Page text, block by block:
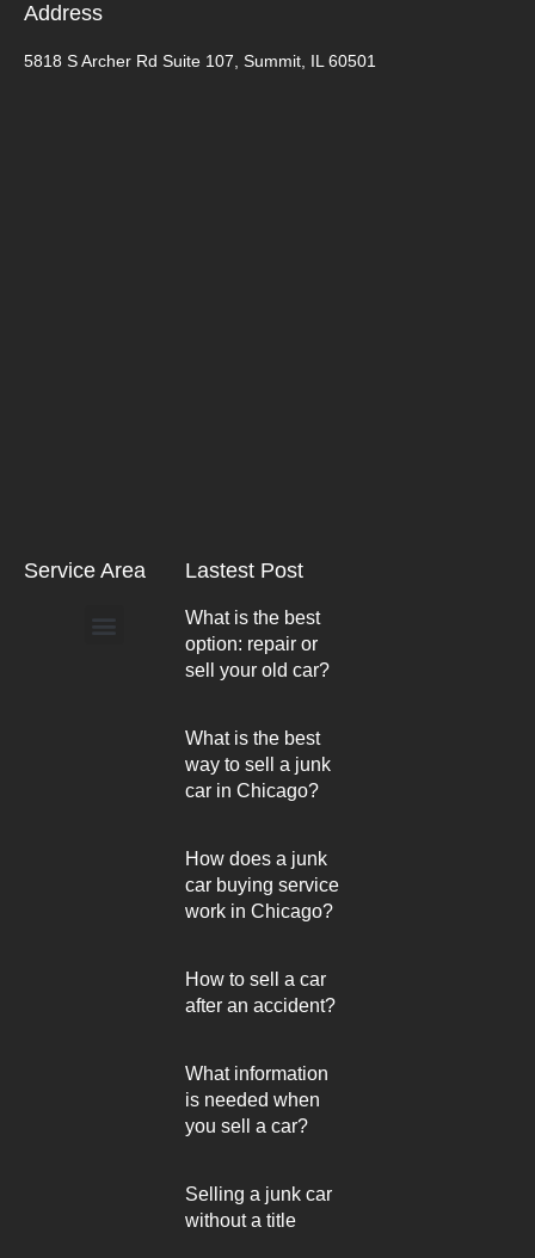
Address
5818 S Archer Rd Suite 107, Summit, IL 60501
Service Area Lastest Post
What is the best
option: repair or
sell your old car?
What is the best
way to sell a junk
car in Chicago?
How does a junk
car buying service
work in Chicago?
How to sell a car
after an accident?
What information
is needed when
you sell a car?
Selling a junk car
without a title